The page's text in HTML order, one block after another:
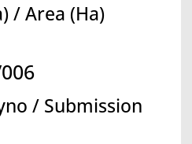
/ Area (Ha)
/ Submission